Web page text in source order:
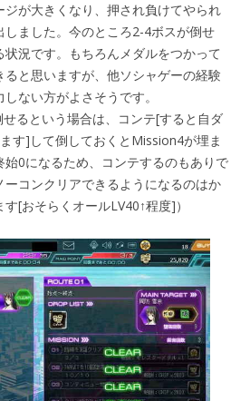
が大きくなり、押され負けてやられ
しました。今のところ2-4ボスが倒せ
況です。もちろんメダルをつかって
ると思いますが、他ソシャゲーの経験
ない方がよさそうです。
せるという場合は、コンテ[すると自ダ
す]して倒しておくとMission4が埋ま
始0になるため、コンテするのもありで
コンクリアできるようになるのはか
[おそらくオールLV40↑程度]）